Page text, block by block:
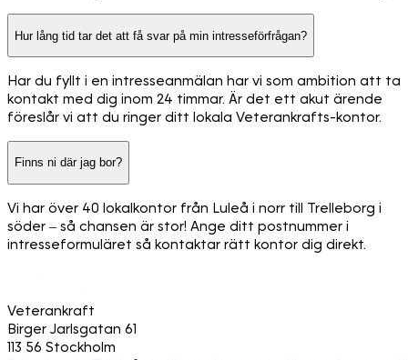
Hur lång tid tar det att få svar på min intresseförfrågan?
Har du fyllt i en intresseanmälan har vi som ambition att ta
kontakt med dig inom 24 timmar. Är det ett akut ärende
föreslår vi att du ringer ditt lokala Veterankrafts-kontor.
Finns ni där jag bor?
Vi har över 40 lokalkontor från Luleå i norr till Trelleborg i
söder – så chansen är stor! Ange ditt postnummer i
intresseformuläret så kontaktar rätt kontor dig direkt.
Veterankraft
Birger Jarlsgatan 61
113 56 Stockholm